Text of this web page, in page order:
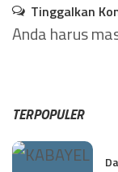
Tinggalkan
Anda harus
TERPOPULER